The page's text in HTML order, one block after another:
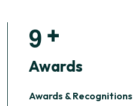
9 +
Awards
Awards & Recognitions